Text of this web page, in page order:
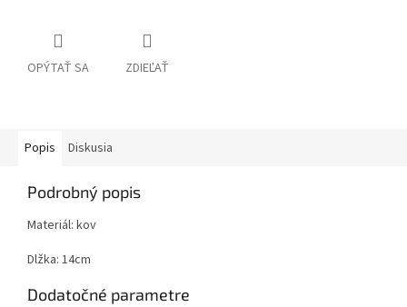
OPÝTAŤ SA ZDIEĽAŤ
Popis Diskusia
Podrobný popis
Materiál: kov
Dlžka: 14cm
Dodatočné parametre